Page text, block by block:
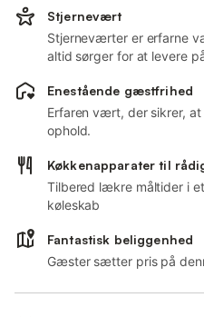
Stjernevært
Stjerneværter er erfarne
altid sørger for at levere
Enestående gæstfrihed
Erfaren vært, der sikrer,
ophold.
Køkkenapparater til
Tilbered lækre måltider i
køleskab
Fantastisk beliggenhed
Gæster sætter pris på